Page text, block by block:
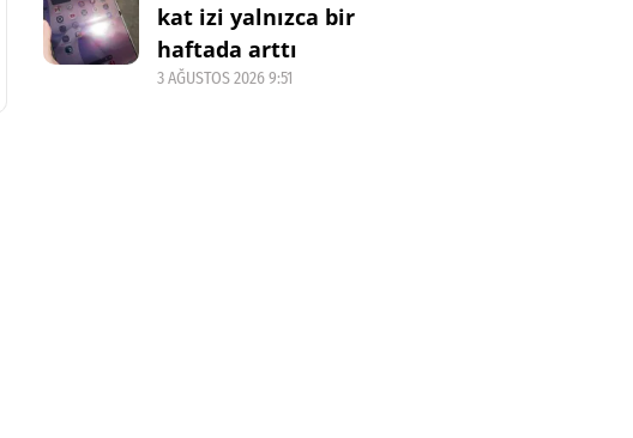
kat izi yalnızca bir
haftada arttı
3 AĞUSTOS 2026 9:51